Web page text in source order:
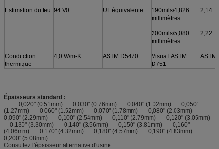
Estimation du feu 94 V0 UL équivalente
190mils/4,826
millimètres
2,14
200mils/5,080
millimètres
2,22
Conduction
thermique
4,0 W/m-K ASTM D5470
Visua l ASTM
D751
ASTM
Épaisseurs standard :
0,020" (0.51mm) 0,030" (0.76mm) 0,040" (1.02mm) 0,050"
(1.27mm) 0,060" (1.52mm) 0,070" (1.78mm) 0,080" (2.03mm)
0,090" (2.29mm) 0,100" (2.54mm) 0,110" (2.79mm) 0,120" (3.05mm)
0,130" (3.30mm) 0,140" (3.56mm) 0,150" (3.81mm) 0,160"
(4.06mm) 0,170" (4.32mm) 0,180" (4.57mm) 0,190" (4.83mm)
0,200" (5.08mm)
Consultez l'épaisseur alternative d'usine.